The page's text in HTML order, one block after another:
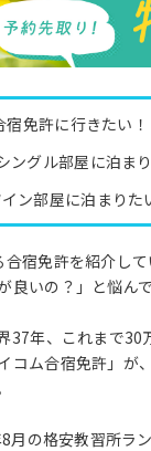
免許に行きたい！
ングル部屋に泊
ン部屋に泊まりた
宿免許を紹介し
良いの？」と悩ん
37年、これまで30
コム合宿免許」が
月の格安教習所ラ